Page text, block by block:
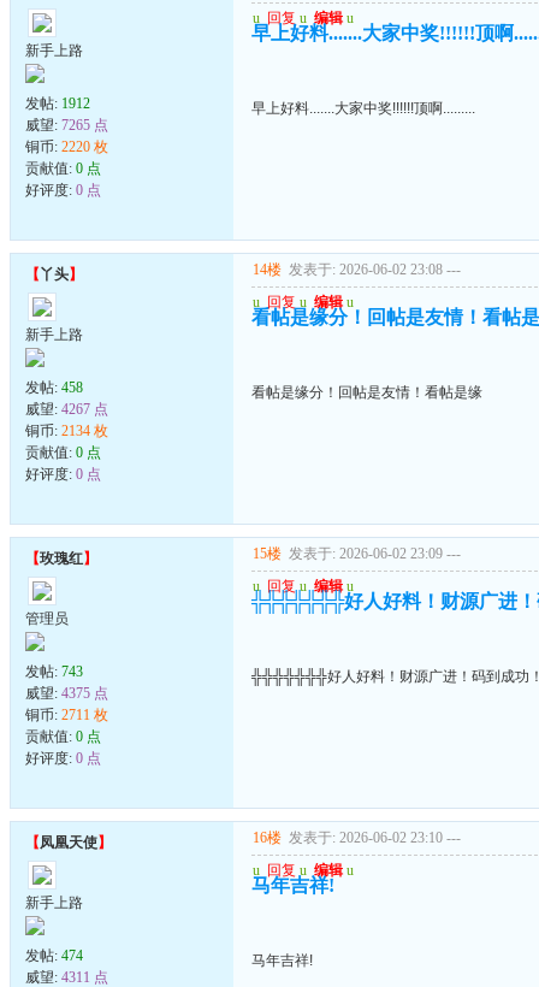
新手上路
发帖: 1912
威望: 7265 点
铜币: 2220 枚
贡献值: 0 点
好评度: 0 点
u 回复 u 编辑 u
早上好料.......大家中奖!!!!!!顶啊
早上好料.......大家中奖!!!!!!顶啊.........
【丫头】
新手上路
发帖: 458
威望: 4267 点
铜币: 2134 枚
贡献值: 0 点
好评度: 0 点
14楼 发表于: 2026-06-02 23:08 ---
u 回复 u 编辑 u
看帖是缘分！回帖是友情！看帖
看帖是缘分！回帖是友情！看帖是缘
【玫瑰红】
管理员
发帖: 743
威望: 4375 点
铜币: 2711 枚
贡献值: 0 点
好评度: 0 点
15楼 发表于: 2026-06-02 23:09 ---
u 回复 u 编辑 u
╬╬╬╬╬╬╬好人好料！财源广进！
╬╬╬╬╬╬╬好人好料！财源广进！码到成功
【凤凰天使】
新手上路
发帖: 474
威望: 4311 点
16楼 发表于: 2026-06-02 23:10 ---
u 回复 u 编辑 u
马年吉祥!
马年吉祥!